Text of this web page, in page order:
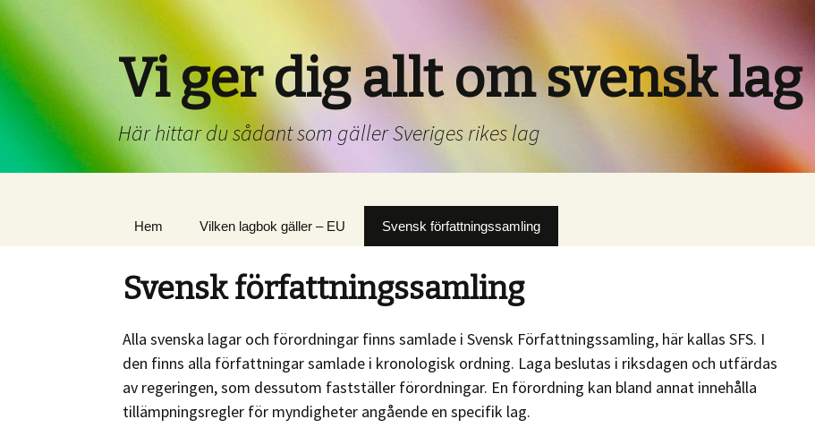
Vi ger dig allt om svensk lag
Här hittar du sådant som gäller Sveriges rikes lag
Hem Vilken lagbok gäller – EU Svensk författningssamling
Svensk författningssamling
Alla svenska lagar och förordningar finns samlade i Svensk Författningssamling, här kallas SFS. I
den finns alla författningar samlade i kronologisk ordning. Laga beslutas i riksdagen och utfärdas
av regeringen, som dessutom fastställer förordningar. En förordning kan bland annat innehålla
tillämpningsregler för myndigheter angående en specifik lag.